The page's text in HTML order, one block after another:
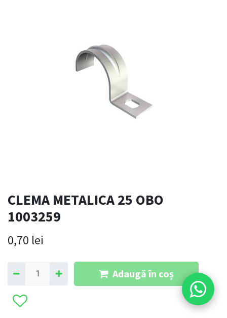
CLEMA METALICA 25 OBO
1003259
0,70 lei
Adaugă în coș